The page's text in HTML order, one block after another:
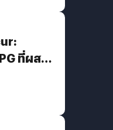
ที่ผสาน